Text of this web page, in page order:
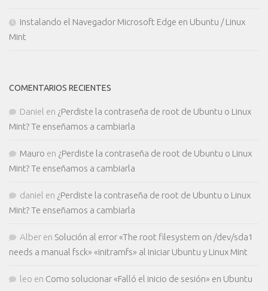
Instalando el Navegador Microsoft Edge en Ubuntu / Linux
Mint
COMENTARIOS RECIENTES
Daniel en ¿Perdiste la contraseña de root de Ubuntu o Linux
Mint? Te enseñamos a cambiarla
Mauro en ¿Perdiste la contraseña de root de Ubuntu o Linux
Mint? Te enseñamos a cambiarla
daniel en ¿Perdiste la contraseña de root de Ubuntu o Linux
Mint? Te enseñamos a cambiarla
Alber en Solución al error «The root filesystem on /dev/sda1
needs a manual fsck» «initramfs» al iniciar Ubuntu y Linux Mint
leo en Como solucionar «Falló el inicio de sesión» en Ubuntu